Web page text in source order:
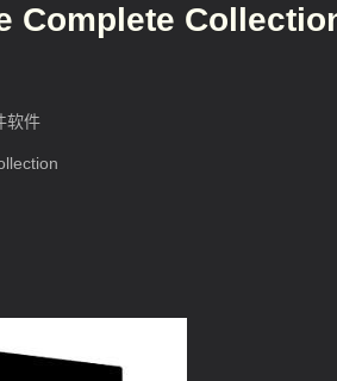
Complete
软件